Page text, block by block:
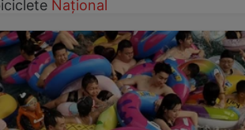
Național